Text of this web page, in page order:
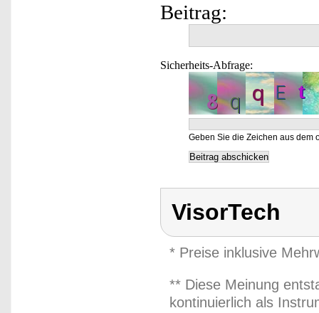
Beitrag:
Sicherheits-Abfrage:
Geben Sie die Zeichen aus dem
VisorTech
* Preise inklusive
** Diese Meinung
kontinuierlich als